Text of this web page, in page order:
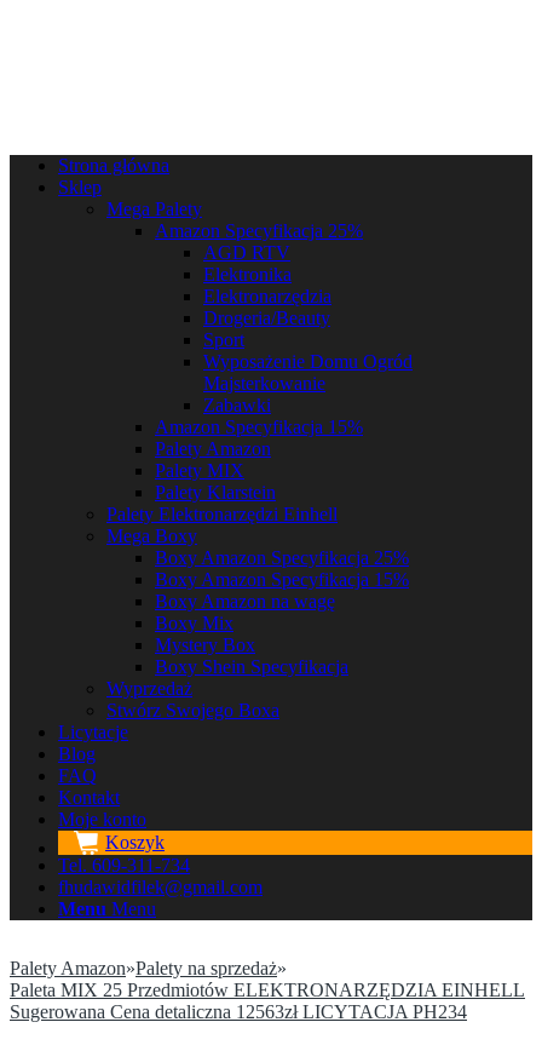
Strona główna
Sklep
Mega Palety
Amazon Specyfikacja 25%
AGD RTV
Elektronika
Elektronarzędzia
Drogeria/Beauty
Sport
Wyposażenie Domu Ogród
Majsterkowanie
Zabawki
Amazon Specyfikacja 15%
Palety Amazon
Palety MIX
Palety Klarstein
Palety Elektronarzędzi Einhell
Mega Boxy
Boxy Amazon Specyfikacja 25%
Boxy Amazon Specyfikacja 15%
Boxy Amazon na wagę
Boxy Mix
Mystery Box
Boxy Shein Specyfikacja
Wyprzedaż
Stwórz Swojego Boxa
Licytacje
Blog
FAQ
Kontakt
Moje konto
Koszyk
Tel. 609-311-734
fhudawidfilek@gmail.com
Menu Menu
Palety Amazon»Palety na sprzedaż»
Paleta MIX 25 Przedmiotów ELEKTRONARZĘDZIA EINHELL
Sugerowana Cena detaliczna 12563zł LICYTACJA PH234